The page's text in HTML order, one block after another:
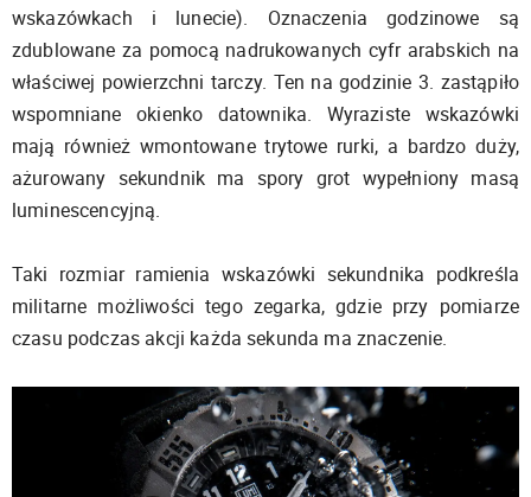
wskazówkach i lunecie). Oznaczenia godzinowe są
zdublowane za pomocą nadrukowanych cyfr arabskich na
właściwej powierzchni tarczy. Ten na godzinie 3. zastąpiło
wspomniane okienko datownika. Wyraziste wskazówki
mają również wmontowane trytowe rurki, a bardzo duży,
ażurowany sekundnik ma spory grot wypełniony masą
luminescencyjną.
Taki rozmiar ramienia wskazówki sekundnika podkreśla
militarne możliwości tego zegarka, gdzie przy pomiarze
czasu podczas akcji każda sekunda ma znaczenie.